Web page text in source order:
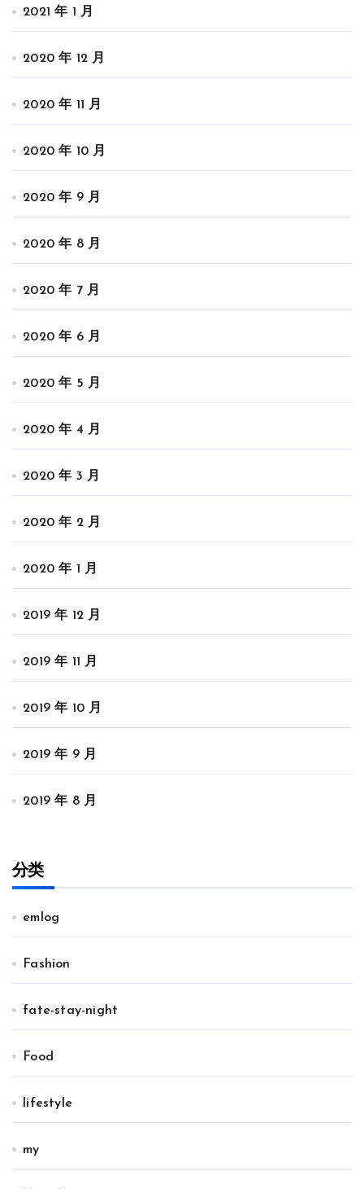
2021 年 1 月
2020 年 12 月
2020 年 11 月
2020 年 10 月
2020 年 9 月
2020 年 8 月
2020 年 7 月
2020 年 6 月
2020 年 5 月
2020 年 4 月
2020 年 3 月
2020 年 2 月
2020 年 1 月
2019 年 12 月
2019 年 11 月
2019 年 10 月
2019 年 9 月
2019 年 8 月
分类
emlog
Fashion
fate-stay-night
Food
lifestyle
my